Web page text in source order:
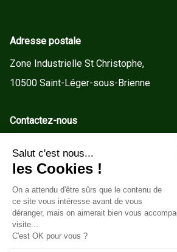
Adresse postale
Zone Industrielle St Christophe,
10500 Saint-Léger-sous-Brienne
Contactez-nous
Tel : +33(0)3 25 92 78 60
Service client
Conditions Générales de Vente
Mentions légales